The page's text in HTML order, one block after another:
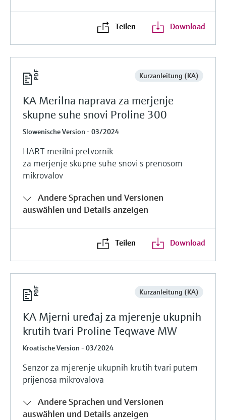
Teilen Download
Kurzanleitung (KA)
KA Merilna naprava za merjenje
skupne suhe snovi Proline 300
Slowenische Version - 03/2024
HART merilni pretvornik
za merjenje skupne suhe snovi s prenosom
mikrovalov
Andere Sprachen und Versionen
auswählen und Details anzeigen
Teilen Download
Kurzanleitung (KA)
KA Mjerni uređaj za mjerenje ukupnih
krutih tvari Proline Teqwave MW
Kroatische Version - 03/2024
Senzor za mjerenje ukupnih krutih tvari putem
prijenosa mikrovalova
Andere Sprachen und Versionen
auswählen und Details anzeigen